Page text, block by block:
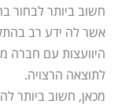
חשוב ביותר לבחור
אשר לה ידע רב
היוועצות עם חברה
לתוצאה הרצויה.
מכאן, חשוב ביותר